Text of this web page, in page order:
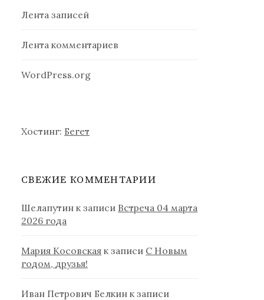
Лента записей
Лента комментариев
WordPress.org
Хостинг: Бегет
СВЕЖИЕ КОММЕНТАРИИ
Шелапутин к записи Встреча 04 марта
2026 года
Мария Косовская к записи С Новым
годом, друзья!
Иван Петрович Белкин к записи